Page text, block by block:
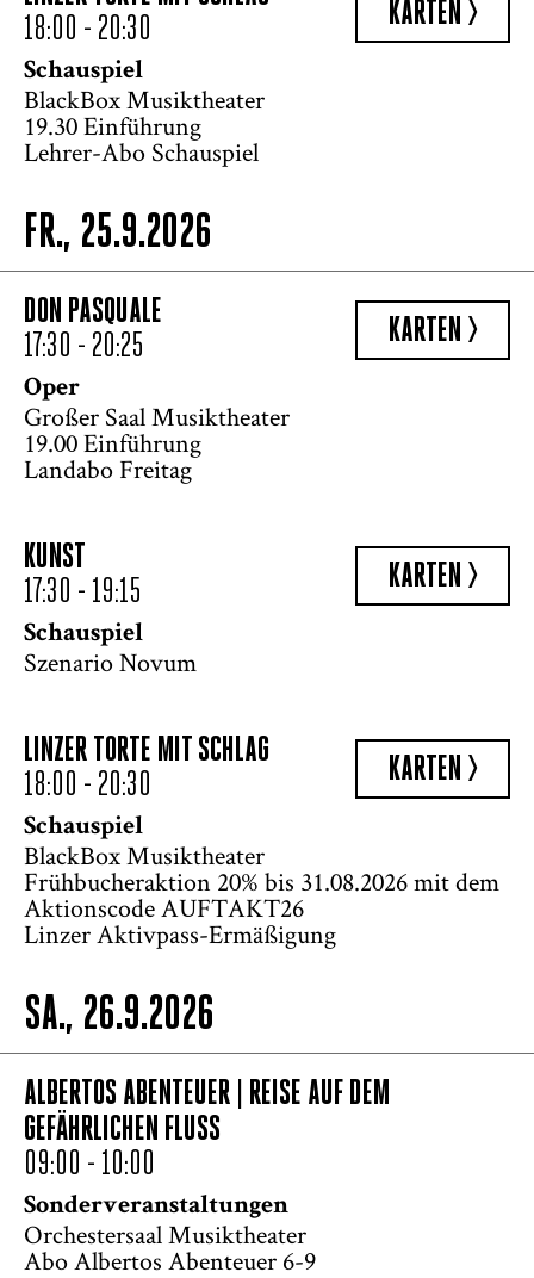
18:00 - 20:30
KARTEN >
Schauspiel
BlackBox Musiktheater
19.30 Einführung
Lehrer-Abo Schauspiel
FR., 25.9.2026
DON PASQUALE
17:30 - 20:25
KARTEN >
Oper
Großer Saal Musiktheater
19.00 Einführung
Landabo Freitag
KUNST
17:30 - 19:15
KARTEN >
Schauspiel
Szenario Novum
LINZER TORTE MIT SCHLAG
18:00 - 20:30
KARTEN >
Schauspiel
BlackBox Musiktheater
Frühbucheraktion 20% bis 31.08.2026 mit dem
Aktionscode AUFTAKT26
Linzer Aktivpass-Ermäßigung
SA., 26.9.2026
ALBERTOS ABENTEUER | REISE AUF DEM
GEFÄHRLICHEN FLUSS
09:00 - 10:00
Sonderveranstaltungen
Orchestersaal Musiktheater
Abo Albertos Abenteuer 6-9